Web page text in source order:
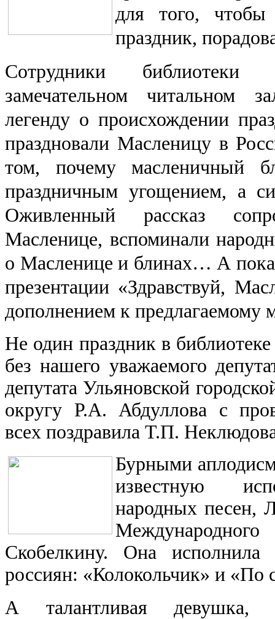
для того, чтобы
праздник,
Сотрудники
замечательном читальном
легенду о происхождении
праздновали Масленицу в
том, почему масленичный
праздничным угощением, а
Оживленный рассказ
Масленице, вспоминали
о Масленице и блинах… А
презентации «Здравствуй,
дополнением к предлагаемому
Не один праздник в
без нашего уважаемого
депутата Ульяновской
округу Р.А. Абдуллова с
всех поздравила Т.П.
Бурными
известную
народных песен,
Скобелкину. Она
россиян: «Колокольчик» и «По
А талантливая девушка,